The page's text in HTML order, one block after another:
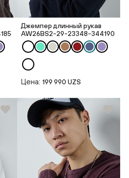
Джемпер длинный рукав
AW26BS2-29-23348-344190
Цена: 199 990 UZS